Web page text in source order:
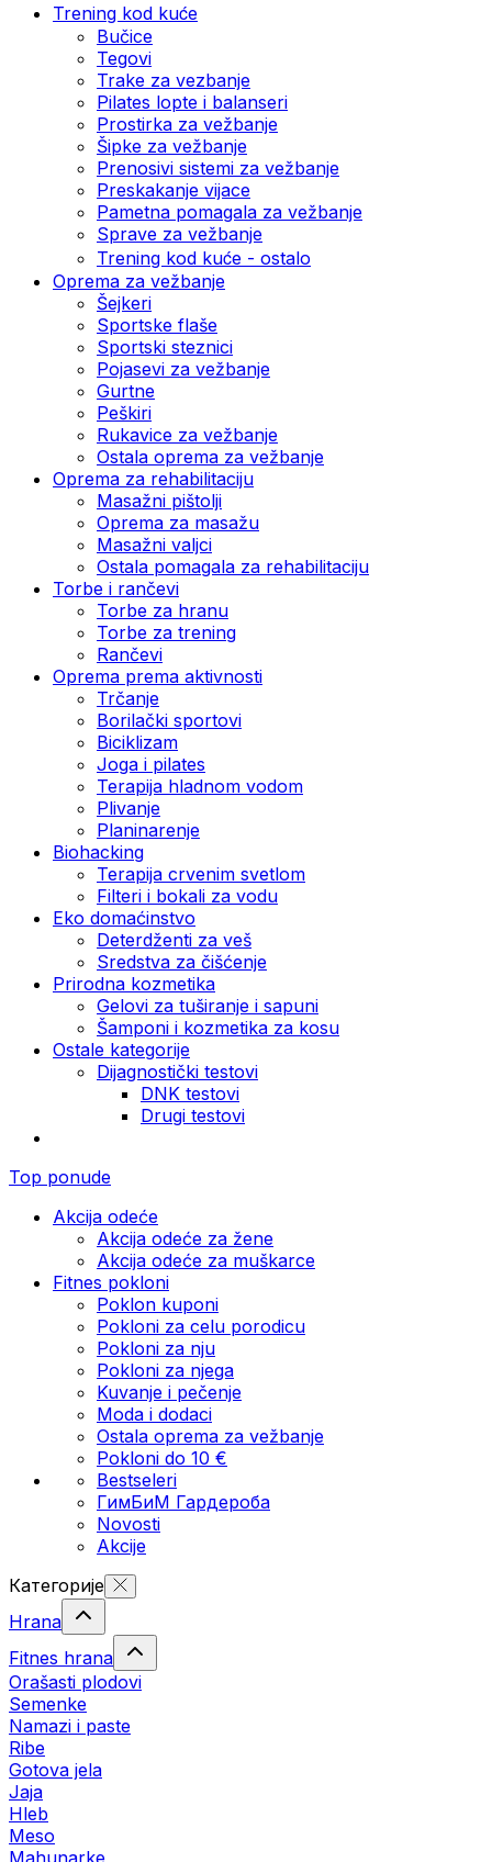
Trening kod kuće
Bučice
Tegovi
Trake za vezbanje
Pilates lopte i balanseri
Prostirka za vežbanje
Šipke za vežbanje
Prenosivi sistemi za vežbanje
Preskakanje vijace
Pametna pomagala za vežbanje
Sprave za vežbanje
Trening kod kuće - ostalo
Oprema za vežbanje
Šejkeri
Sportske flaše
Sportski steznici
Pojasevi za vežbanje
Gurtne
Peškiri
Rukavice za vežbanje
Ostala oprema za vežbanje
Oprema za rehabilitaciju
Masažni pištolji
Oprema za masažu
Masažni valjci
Ostala pomagala za rehabilitaciju
Torbe i rančevi
Torbe za hranu
Torbe za trening
Rančevi
Oprema prema aktivnosti
Trčanje
Borilački sportovi
Biciklizam
Joga i pilates
Terapija hladnom vodom
Plivanje
Planinarenje
Biohacking
Terapija crvenim svetlom
Filteri i bokali za vodu
Eko domaćinstvo
Deterdženti za veš
Sredstva za čišćenje
Prirodna kozmetika
Gelovi za tuširanje i sapuni
Šamponi i kozmetika za kosu
Ostale kategorije
Dijagnostički testovi
DNK testovi
Drugi testovi
Top ponude
Akcija odeće
Akcija odeće za žene
Akcija odeće za muškarce
Fitnes pokloni
Poklon kuponi
Pokloni za celu porodicu
Pokloni za nju
Pokloni za njega
Kuvanje i pečenje
Moda i dodaci
Ostala oprema za vežbanje
Pokloni do 10 €
Bestseleri
ГимБиМ Гардeробa
Novosti
Akcije
Категорије
Hrana
Fitnes hrana
Orašasti plodovi
Semenke
Namazi i paste
Ribe
Gotova jela
Јаја
Hleb
Meso